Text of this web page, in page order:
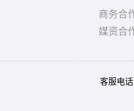
商务合
媒资合
客服电